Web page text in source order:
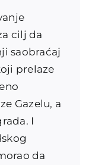
cilj da
saobraćaj
prelaze
Gazelu, a
I
da